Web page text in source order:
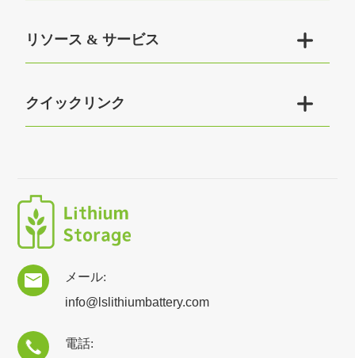
リソース & サービス 
クイックリンク 

メール:
info@lslithiumbattery.com

電話: